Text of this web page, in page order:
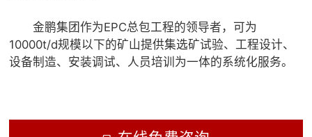
金鹏集团作为EPC总包工程的领导者，可为
10000t/d规模以下的矿山提供集选矿试验、工程设计、
设备制造、安装调试、人员培训为一体的系统化服务。